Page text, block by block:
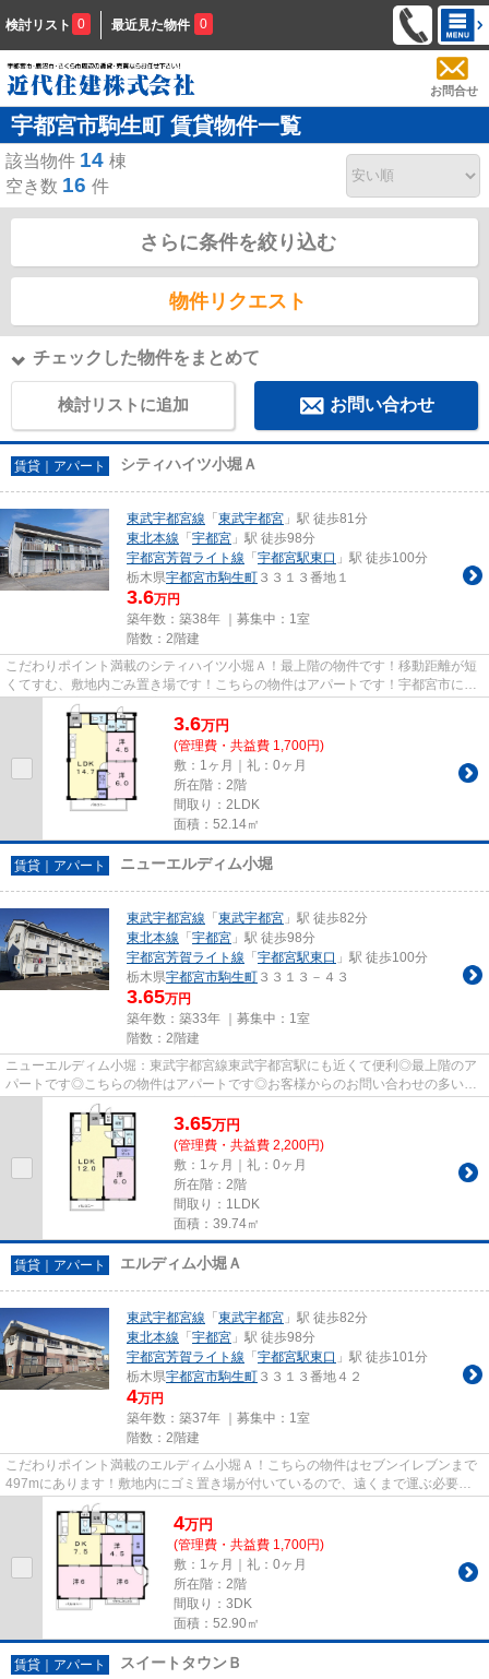
検討リスト 0 最近見た物件 0
お問合せ
宇都宮市駒生町 賃貸物件一覧
該当物件 14 棟
空き数 16 件
さらに条件を絞り込む
物件リクエスト
チェックした物件をまとめて
検討リストに追加 お問い合わせ
賃貸｜アパート シティハイツ小堀Ａ
東武宇都宮線 「 東武宇都宮 」駅 徒歩81分
東北本線 「 宇都宮 」駅 徒歩98分
宇都宮芳賀ライト線 「 宇都宮駅東口 」駅 徒歩100分
栃木県宇都宮市駒生町 ３３１３番地１
3.6万円
築年数：築38年 ｜募集中： 1室
階数：2階建
こだわりポイント満載のシティハイツ小堀Ａ！最上階の物件です！移動距離が短
くてすむ、敷地内ごみ置き場です！こちらの物件はアパートです！宇都宮市に位
置する東武宇都宮線東武宇都...
3.6万円
(管理費・共益費 1,700円)
敷：1ヶ月｜礼：0ヶ月
所在階：2階
間取り：2LDK
面積：52.14㎡
賃貸｜アパート ニューエルディム小堀
東武宇都宮線 「 東武宇都宮 」駅 徒歩82分
東北本線 「 宇都宮 」駅 徒歩98分
宇都宮芳賀ライト線 「 宇都宮駅東口 」駅 徒歩100分
栃木県宇都宮市駒生町 ３３１３－４３
3.65万円
築年数：築33年 ｜募集中： 1室
階数：2階建
ニューエルディム小堀：東武宇都宮線東武宇都宮駅にも近くて便利◎最上階のア
パートです◎こちらの物件はアパートです◎お客様からのお問い合わせの多い、
敷地内ごみ置き場があります◎安...
3.65万円
(管理費・共益費 2,200円)
敷：1ヶ月｜礼：0ヶ月
所在階：2階
間取り：1LDK
面積：39.74㎡
賃貸｜アパート エルディム小堀Ａ
東武宇都宮線 「 東武宇都宮 」駅 徒歩82分
東北本線 「 宇都宮 」駅 徒歩98分
宇都宮芳賀ライト線 「 宇都宮駅東口 」駅 徒歩101分
栃木県宇都宮市駒生町 ３３１３番地４２
4万円
築年数：築37年 ｜募集中： 1室
階数：2階建
こだわりポイント満載のエルディム小堀Ａ！こちらの物件はセブンイレブンまで
497mにあります！敷地内にゴミ置き場が付いているので、遠くまで運ぶ必要が
なくゴミ出しが楽になります！...
4万円
(管理費・共益費 1,700円)
敷：1ヶ月｜礼：0ヶ月
所在階：2階
間取り：3DK
面積：52.90㎡
賃貸｜アパート スイートタウンＢ